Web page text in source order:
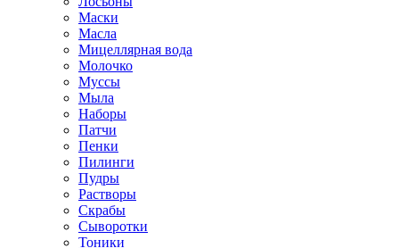
Маски
Масла
Мицеллярная вода
Молочко
Муссы
Мыла
Наборы
Патчи
Пенки
Пилинги
Пудры
Растворы
Скрабы
Сыворотки
Тоники